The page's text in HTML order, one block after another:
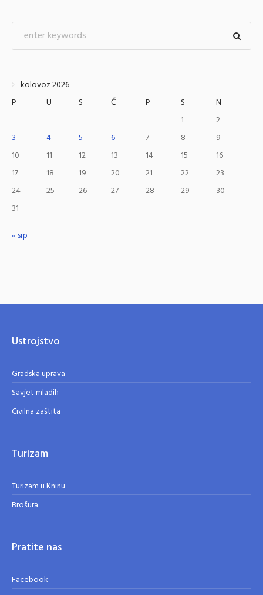
kolovoz 2026
P
U S Č P S
N
1
2
3
4 5 6 7 8
9
10
11 12 13 14 15
16
17
18 19 20 21 22
23
24
25 26 27 28 29
30
31
« srp
Ustrojstvo
Gradska uprava
Savjet mladih
Civilna zaštita
Turizam
Turizam u Kninu
Brošura
Pratite nas
Facebook